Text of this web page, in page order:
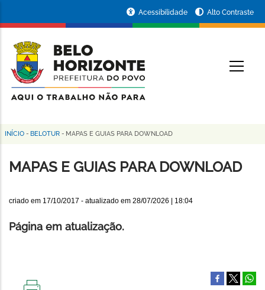
conteúdo
principal
da
Prefeitura
de
Horizonte
Acessibilidade Alto Contraste
Trilha
de
INÍCIO - BELOTUR - MAPAS E GUIAS PARA DOWNLOAD
MAPAS E GUIAS PARA DOWNLOAD
criado em 17/10/2017 - atualizado em 28/07/2026 | 18:04
Página em atualização.